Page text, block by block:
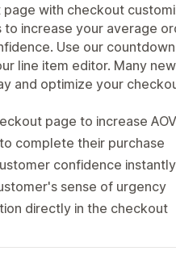
with checkout
increase your average
Use our
line item editor. Many
and optimize your
page to increase AOV
complete their purchase
confidence instantly
sense of urgency
directly in the checkout